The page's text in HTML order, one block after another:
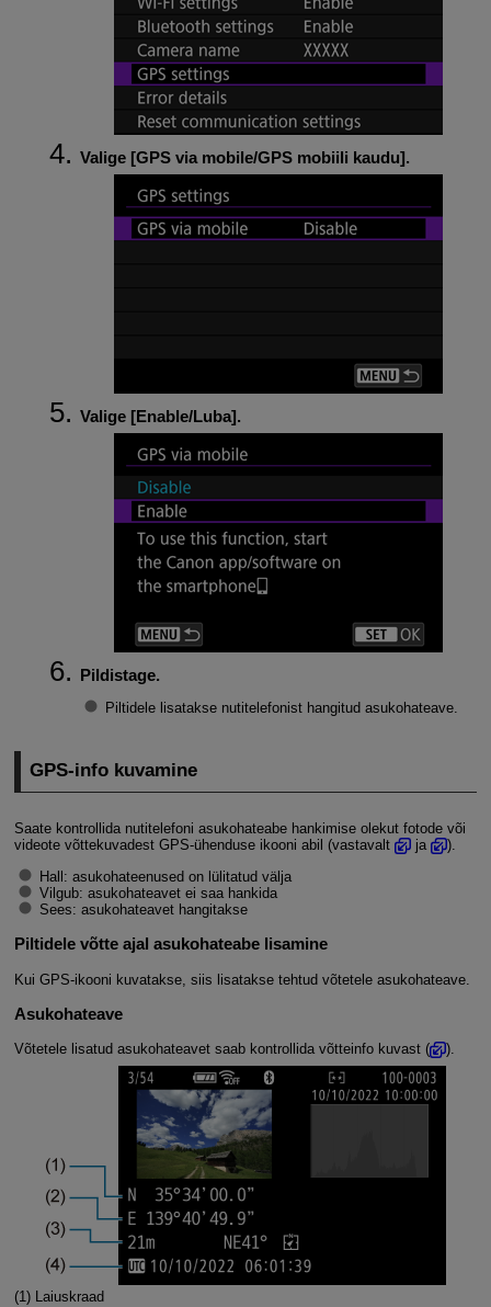
Valige [GPS via mobile/GPS mobiili kaudu].
Valige [Enable/Luba].
Pildistage.
Piltidele lisatakse nutitelefonist hangitud asukohateave.
GPS-info kuvamine
Saate kontrollida nutitelefoni asukohateabe hankimise olekut fotode või
videote võttekuvadest GPS-ühenduse ikooni abil (vastavalt
ja
).
Hall: asukohateenused on lülitatud välja
Vilgub: asukohateavet ei saa hankida
Sees: asukohateavet hangitakse
Piltidele võtte ajal asukohateabe lisamine
Kui GPS-ikooni kuvatakse, siis lisatakse tehtud võtetele asukohateave.
Asukohateave
Võtetele lisatud asukohateavet saab kontrollida võtteinfo kuvast ( ).
(1) Laiuskraad